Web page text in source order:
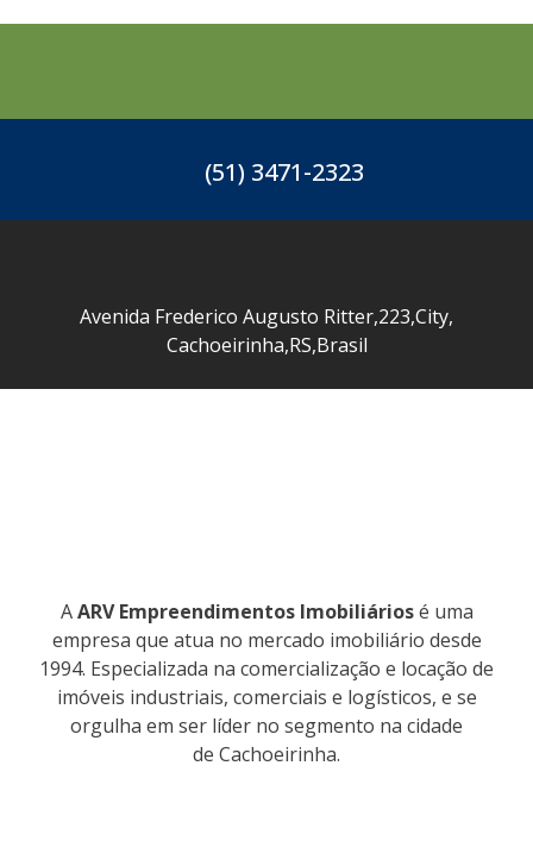
(51) 3471-2323
Avenida Frederico Augusto Ritter,223,City,
Cachoeirinha,RS,Brasil
AARV Empreendimentos Imobiliáriosé uma
empresa que atua no mercado imobiliário desde
1994. Especializada na comercialização e locação de
imóveis industriais, comerciais e logísticos, e se
orgulha em ser líder no segmento na cidade
de Cachoeirinha.